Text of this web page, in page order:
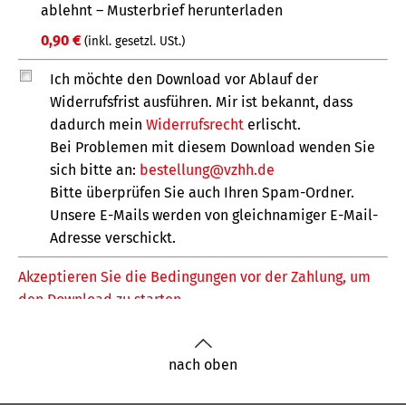
nach oben